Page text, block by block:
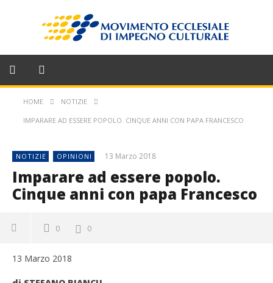
HOME NOTIZIE
IMPARARE AD ESSERE POPOLO. CINQUE ANNI CON PAPA FRANCESCO
NOTIZIE OPINIONI 13 Marzo 2018
Imparare ad essere popolo.
Cinque anni con papa Francesco
0 0
13 Marzo 2018